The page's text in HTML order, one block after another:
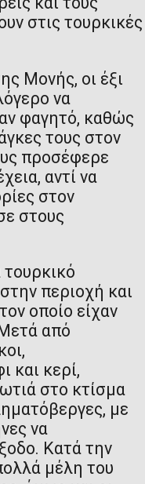
στις τουρκικές
Μονής, οι έξι
να
φαγητό, καθώς
τους στον
προσέφερε
αντί να
στον
στους
περιοχή και
οποίο είχαν
Μετά από
και κερί,
στο κτίσμα
με
να
Κατά την
μέλη του